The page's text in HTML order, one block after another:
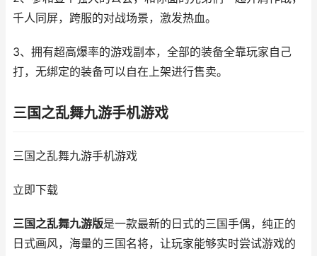
千人同屏，跨服的对战场景，激发热血。
3、拥有超高爆率的游戏副本，全部的装备全靠玩家自己
打，无绑定的装备可以自在上架进行售卖。
三国之乱舞九游手机游戏
三国之乱舞九游手机游戏
立即下载
三国之乱舞九游版是一款最新的日式的三国手偶，纯正的
日式画风，海量的三国名将，让玩家能够实时尝试游戏的